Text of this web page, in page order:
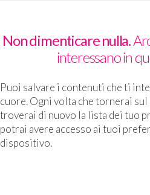
Non dimenticare nulla.
interessano in
Puoi salvare i contenuti che ti
cuore. Ogni volta che tornerai
troverai di nuovo la lista dei tuo
potrai avere accesso ai tuoi
dispositivo.